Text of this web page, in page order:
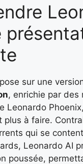
sur une
, enrichie par des
Leonardo
plus à faire.
qui se
Leonardo AI
poussée,